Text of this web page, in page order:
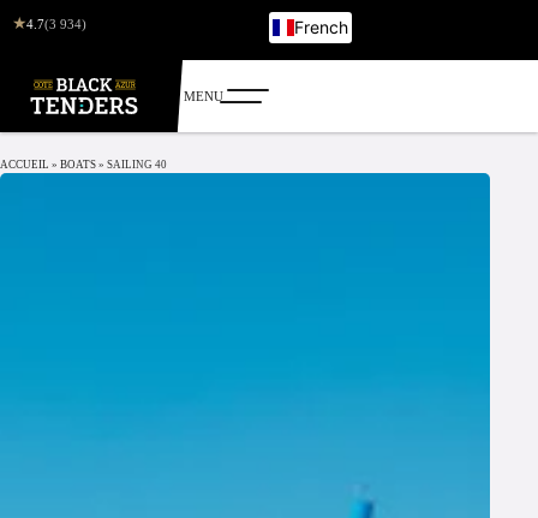
★4.7(3 934)
French
ACCUEIL » BOATS » SAILING 40